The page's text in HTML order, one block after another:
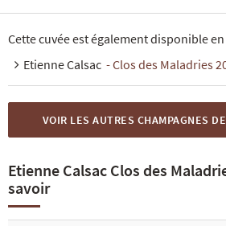
Cette cuvée est également disponible en
Etienne Calsac - Clos des Maladries
VOIR LES AUTRES CHAMPAGNES
Etienne Calsac Clos des
savoir